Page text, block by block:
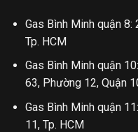
Gas Bình Minh quận 8:
Tp. HCM
Gas Bình Minh quận
63, Phường 12, Quận
Gas Bình Minh quận
11, Tp. HCM